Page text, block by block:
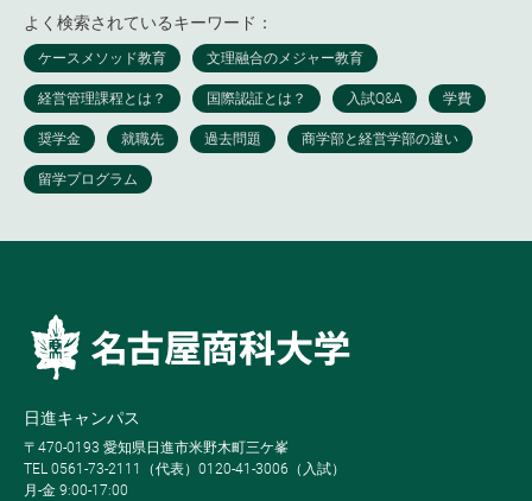
よく検索されているキーワード：
日進キャンパス
〒470-0193 愛知県日進市米野木町三ケ峯
TEL 0561-73-2111（代表）0120-41-3006（入試）
月-金 9:00-17:00